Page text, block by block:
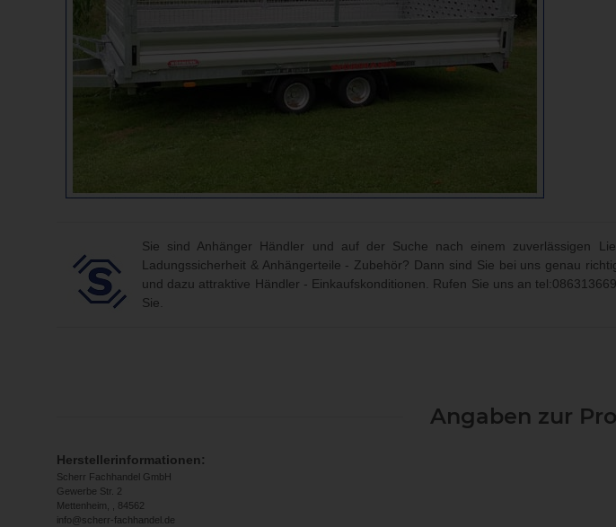
Sie sind Anhänger Händler und auf der Suche nach einem zuverlässigen
Ladungssicherheit & Anhängerteile - Zubehör? Dann sind Sie bei uns genau
und dazu attraktive Händler - Einkaufskonditionen. Rufen Sie uns an
Sie.
Angaben zur
Herstellerinformationen:
Scherr Fachhandel GmbH
Gewerbe Str. 2
Mettenheim, , 84562
info@scherr-fachhandel.de